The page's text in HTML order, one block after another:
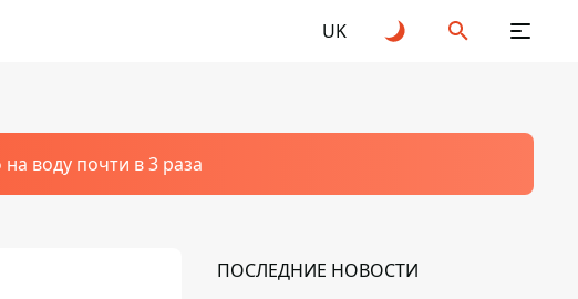
UK
воду почти в 3 раза
ПОСЛЕДНИЕ НОВОСТИ